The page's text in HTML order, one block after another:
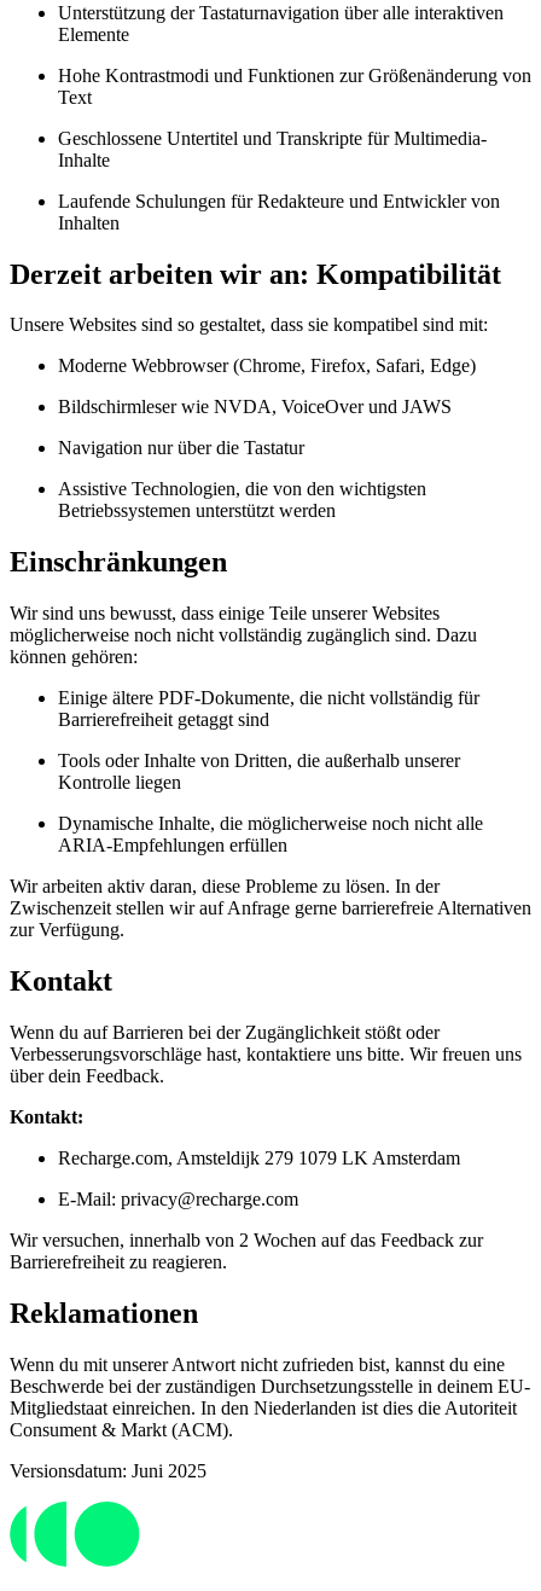
Unterstützung der Tastaturnavigation über alle interaktiven
Elemente
Hohe Kontrastmodi und Funktionen zur Größenänderung von
Text
Geschlossene Untertitel und Transkripte für Multimedia-
Inhalte
Laufende Schulungen für Redakteure und Entwickler von
Inhalten
Derzeit arbeiten wir an: Kompatibilität
Unsere Websites sind so gestaltet, dass sie kompatibel sind mit:
Moderne Webbrowser (Chrome, Firefox, Safari, Edge)
Bildschirmleser wie NVDA, VoiceOver und JAWS
Navigation nur über die Tastatur
Assistive Technologien, die von den wichtigsten
Betriebssystemen unterstützt werden
Einschränkungen
Wir sind uns bewusst, dass einige Teile unserer Websites
möglicherweise noch nicht vollständig zugänglich sind. Dazu
können gehören:
Einige ältere PDF-Dokumente, die nicht vollständig für
Barrierefreiheit getaggt sind
Tools oder Inhalte von Dritten, die außerhalb unserer
Kontrolle liegen
Dynamische Inhalte, die möglicherweise noch nicht alle
ARIA-Empfehlungen erfüllen
Wir arbeiten aktiv daran, diese Probleme zu lösen. In der
Zwischenzeit stellen wir auf Anfrage gerne barrierefreie Alternativen
zur Verfügung.
Kontakt
Wenn du auf Barrieren bei der Zugänglichkeit stößt oder
Verbesserungsvorschläge hast, kontaktiere uns bitte. Wir freuen uns
über dein Feedback.
Kontakt:
Recharge.com, Amsteldijk 279 1079 LK Amsterdam
E-Mail: privacy@recharge.com
Wir versuchen, innerhalb von 2 Wochen auf das Feedback zur
Barrierefreiheit zu reagieren.
Reklamationen
Wenn du mit unserer Antwort nicht zufrieden bist, kannst du eine
Beschwerde bei der zuständigen Durchsetzungsstelle in deinem EU-
Mitgliedstaat einreichen. In den Niederlanden ist dies die Autoriteit
Consument & Markt (ACM).
Versionsdatum: Juni 2025